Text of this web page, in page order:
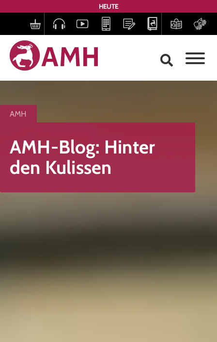
HEUTE
AMH
AMH-Blog: Hinter
den Kulissen